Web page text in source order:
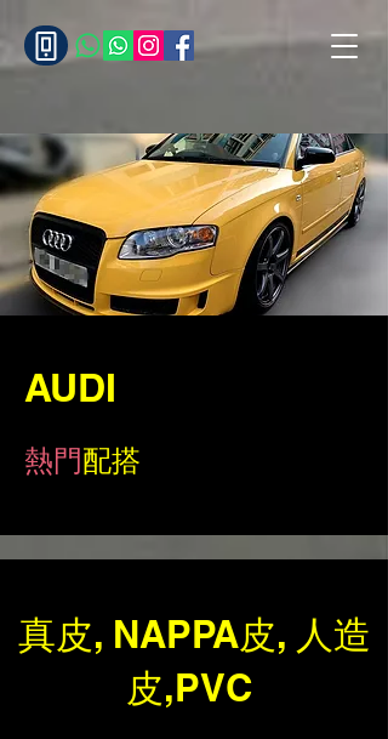
AUDI
熱門配搭
真皮, NAPPA皮, 人造
皮,PVC